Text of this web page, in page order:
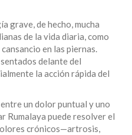
grave, de hecho, mucha
de la vida diaria, como
en las piernas.
delante del
la acción rápida del
un dolor puntual y uno
Rumalaya puede resolver el
crónicos—artrosis,